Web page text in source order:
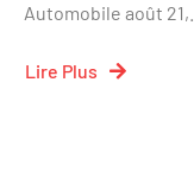
Automobile août 21,...
Lire Plus